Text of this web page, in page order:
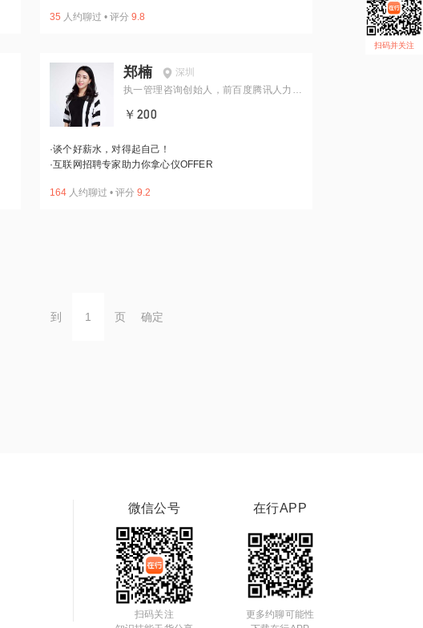
35 人约聊过 • 评分 9.8
郑楠
深圳
执一管理咨询创始人，前百度腾讯人力资
￥200
·谈个好薪水，对得起自己！
·互联网招聘专家助力你拿心仪OFFER
164 人约聊过 • 评分 9.2
到 页 确定
扫码并关注
微信公号
扫码关注
在行APP
更多约聊可能性